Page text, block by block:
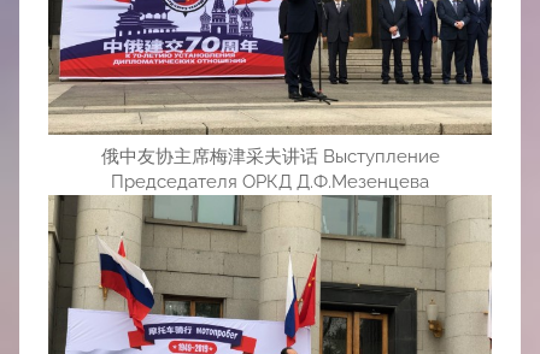
俄中友协主席梅津采夫讲话 Выступление
Председателя ОРКД Д.Ф.Мезенцева